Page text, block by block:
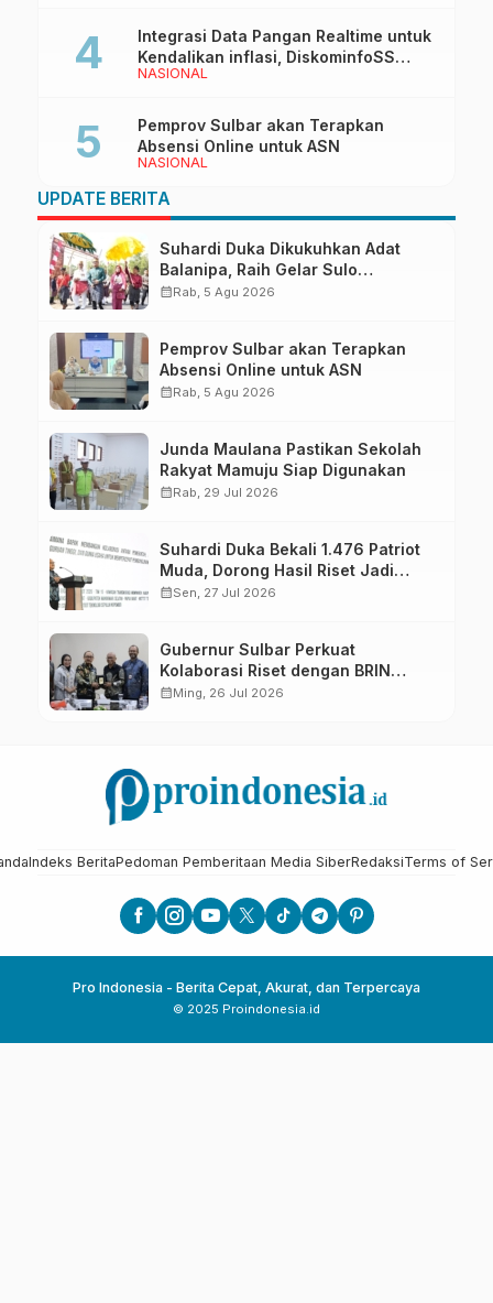
NASIONAL
Integrasi Data Pangan Realtime untuk
Kendalikan inflasi, DiskominfoSS
Sulbar Kembangkan Sistem SAPEDA
NASIONAL
Pemprov Sulbar akan Terapkan
Absensi Online untuk ASN
UPDATE BERITA
Suhardi Duka Dikukuhkan Adat
Balanipa, Raih Gelar Sulo
Tappidena
calendar_monthRab, 5 Agu 2026
Pemprov Sulbar akan Terapkan
Absensi Online untuk ASN
calendar_monthRab, 5 Agu 2026
Junda Maulana Pastikan Sekolah
Rakyat Mamuju Siap Digunakan
calendar_monthRab, 29 Jul 2026
Suhardi Duka Bekali 1.476 Patriot
Muda, Dorong Hasil Riset Jadi
Dasar Kebijakan Transmigrasi
calendar_monthSen, 27 Jul 2026
Gubernur Sulbar Perkuat
Kolaborasi Riset dengan BRIN
untuk Mendukung Pembangunan
calendar_monthMing, 26 Jul 2026
Indeks BeritaPedoman Pemberitaan Media SiberRedaksiTerms of
Pro Indonesia - Berita Cepat, Akurat, dan Terpercaya
© 2025 Proindonesia.id